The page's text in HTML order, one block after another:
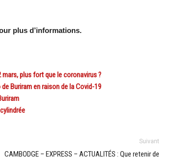
plus d’informations.
mars, plus fort que le coronavirus ?
Buriram en raison de la Covid-19
Suivant
CAMBODGE – EXPRESS – ACTUALITÉS : Que retenir de